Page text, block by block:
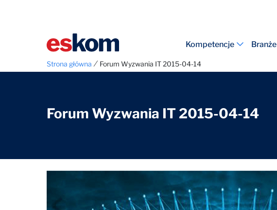
Kompetencje Branże
Strona główna ⁄ Forum Wyzwania IT 2015-04-14
Forum Wyzwania IT 2015-04-14